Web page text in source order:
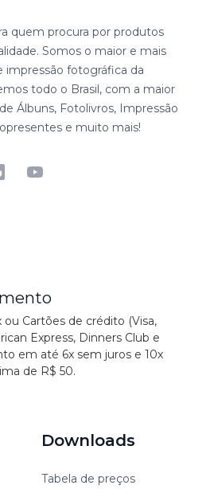
quem procura por produtos
Somos o maior e mais
impressão fotográfica da
todo o Brasil, com a maior
Álbuns, Fotolivros, Impressão
e muito mais!
YouTube
Cartões de crédito (Visa,
Express, Dinners Club e
em até 6x sem juros e 10x
de R$ 50.
Downloads
Tabela de preços